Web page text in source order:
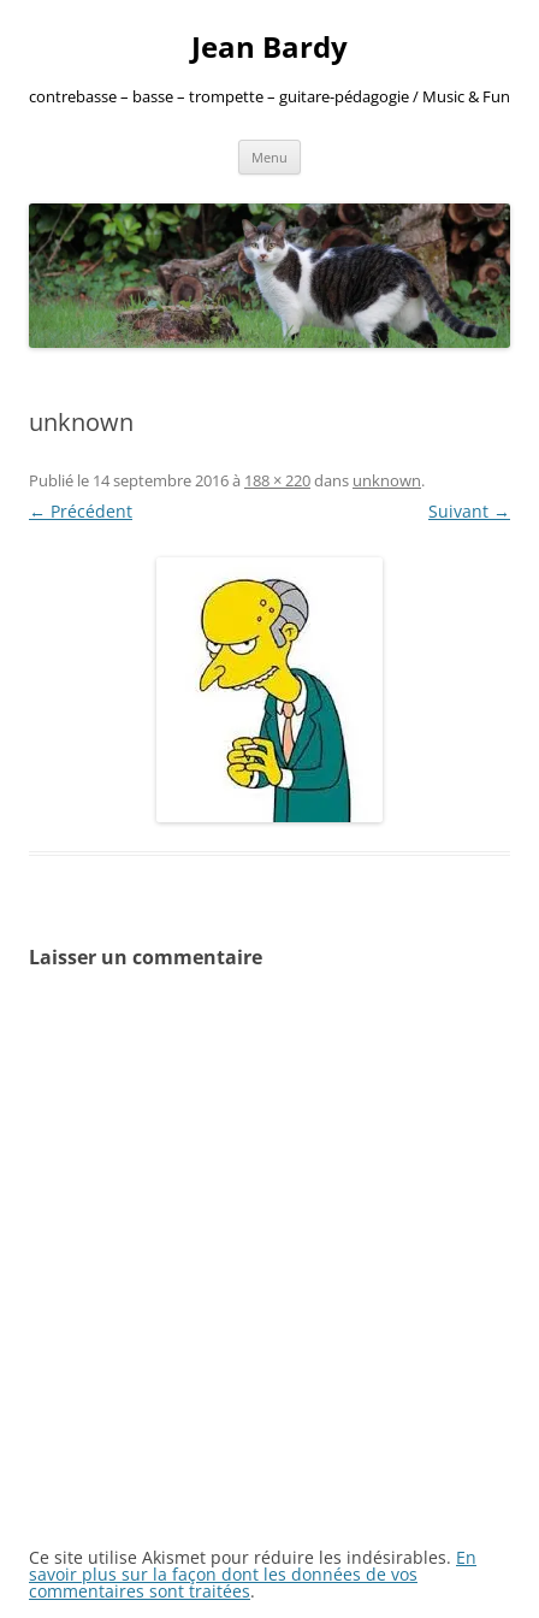
Jean Bardy
contrebasse – basse – trompette – guitare-pédagogie / Music & Fun
Menu
unknown
Publié le 14 septembre 2016à 188 × 220dans unknown.
← Précédent Suivant →
Laisser un commentaire
Ce site utilise Akismet pour réduire les indésirables. En
savoir plus sur la façon dont les données de vos
commentaires sont traitées.